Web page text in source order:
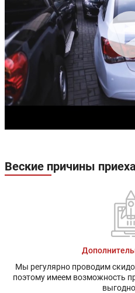
Веские причины
Мы регулярно проводим
поэтому имеем возможность